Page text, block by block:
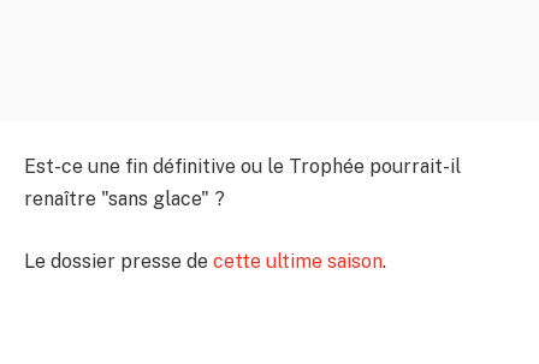
Est-ce une fin définitive ou le Trophée pourrait-il
renaître "sans glace" ?
Le dossier presse de cette ultime saison.